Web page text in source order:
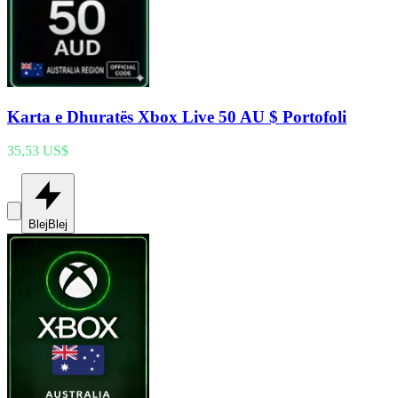
Karta e Dhuratës Xbox Live 50 AU $ Portofoli
35,53 US$
Blej Blej